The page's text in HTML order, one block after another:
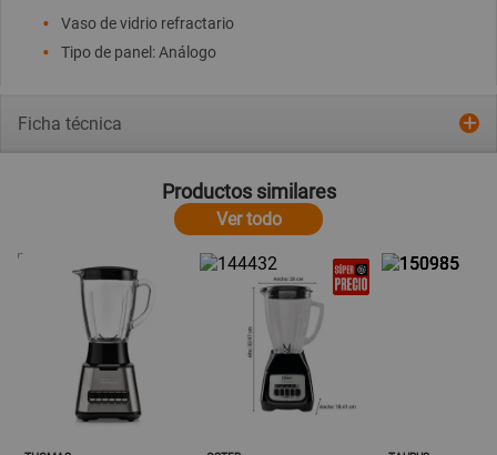
Vaso de vidrio refractario
Tipo de panel: Análogo
Ficha técnica
Productos similares
Ver todo